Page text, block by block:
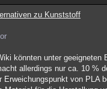
zu Kunststoff
könnten unter
allerdings nur ca. 10 %
Erweichungspunkt von PLA